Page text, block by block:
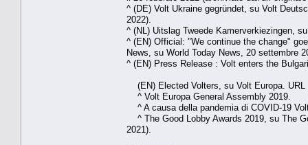
^ (DE) Volt Ukraine gegründet, su Volt
2022).
^ (NL) Uitslag Tweede Kamerverkiezingen,
^ (EN) Official: "We continue the change"
News, su World Today News, 20 settembre
^ (EN) Press Release : Volt enters the
(EN) Elected Volters, su Volt Europa. URL
^ Volt Europa General Assembly 2019.
^ A causa della pandemia di COVID-19
^ The Good Lobby Awards 2019, su The
2021).